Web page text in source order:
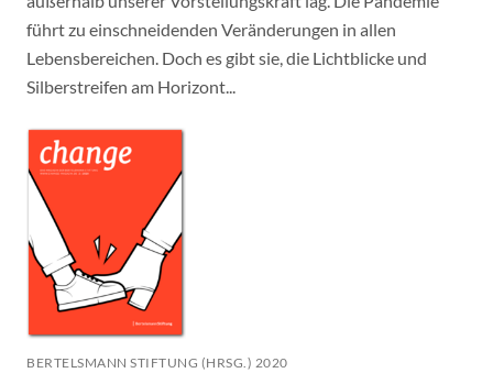
führt zu einschneidenden Veränderungen in allen
Lebensbereichen. Doch es gibt sie, die Lichtblicke und
Silberstreifen am Horizont...
BERTELSMANN STIFTUNG (HRSG.) 2020